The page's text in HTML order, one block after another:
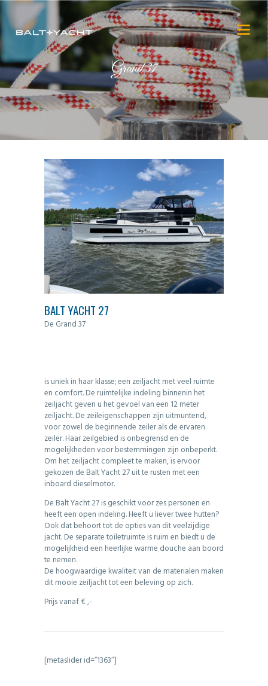
Grand 37
BALT YACHT 27
De Grand 37
is uniek in haar klasse; een zeiljacht met veel ruimte
en comfort. De ruimtelijke indeling binnenin het
zeiljacht geven u het gevoel van een 12 meter
zeiljacht. De zeileigenschappen zijn uitmuntend,
voor zowel de beginnende zeiler als de ervaren
zeiler. Haar zeilgebied is onbegrensd en de
mogelijkheden voor bestemmingen zijn onbeperkt.
Om het zeiljacht compleet te maken, is ervoor
gekozen de Balt Yacht 27 uit te rusten met een
inboard dieselmotor.
De Balt Yacht 27 is geschikt voor zes personen en
heeft een open indeling. Heeft u liever twee hutten?
Ook dat behoort tot de opties van dit veelzijdige
jacht. De separate toiletruimte is ruim en biedt u de
mogelijkheid een heerlijke warme douche aan boord
te nemen.
De hoogwaardige kwaliteit van de materialen maken
dit mooie zeiljacht tot een beleving op zich.
Prijs vanaf € ,-
[metaslider id=”1363″]